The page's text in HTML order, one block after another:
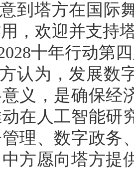
到塔方在国际
，欢迎并支持
十年行动第
认为，发展数
义，是确保经
在人工智能研
理、数字政务
方愿向塔方提